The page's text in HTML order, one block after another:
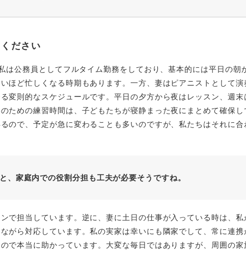
ださい
公務員としてフルタイム勤務をしており、基本的には平日の朝
ほど忙しくなる時期もあります。一方、妻はピアニストとして
変則的なスケジュールです。平日の夕方から夜はレッスン、週
ための練習時間は、子どもたちが寝静まった夜にまとめて確保
ので、予定が急に変わることも多いのですが、私たちはそれに
家庭内での役割分担も工夫が必要そうですね。
で担当しています。逆に、妻に土日の仕事が入っている時は、
がら対応しています。私の実家は幸いにも隣家でして、常に連
で本当に助かっています。大変な毎日ではありますが、周囲の